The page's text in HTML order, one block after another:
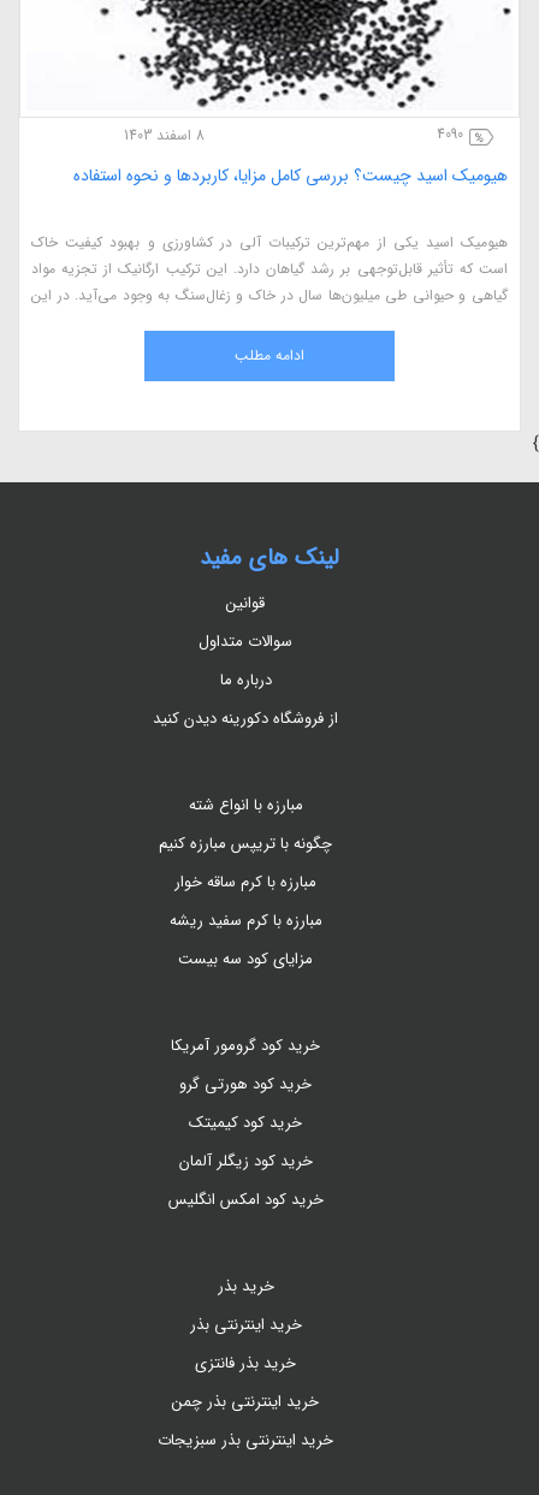
2239 7 اسفند 1403
راهکارهای نوین کشاورزی برای افزایش بهره‌وری در سال ۲۰۲۵
هر چه در زمان میگذرانیم علم کشاورزی به مانند تمامی علوم دیگر هر روز در حال
پیشرفت و ترقی است، ما نیز ناچار هستیم که این علم را هر روز به روزرسانی کنیم
تا در دنیای کشاورزی بتوانیم پیشرفت کنیم . امروزه دقدقه ی کارشناسان کشاورزی
ادامه مطلب
}
لینک های مفید
قوانین
سوالات متداول
درباره ما
از فروشگاه دکورینه دیدن کنید
مبارزه با انواع شته
چگونه با تریپس مبارزه کنیم
مبارزه با کرم ساقه خوار
مبارزه با کرم سفید ریشه
مزایای کود سه بیست
خرید کود گرومور آمریکا
خرید کود هورتی گرو
خرید کود کیمیتک
خرید کود زیگلر آلمان
خرید کود امکس انگلیس
خرید بذر
خرید اینترنتی بذر
خرید بذر فانتزی
خرید اینترنتی بذر چمن
خرید اینترنتی بذر سبزیجات